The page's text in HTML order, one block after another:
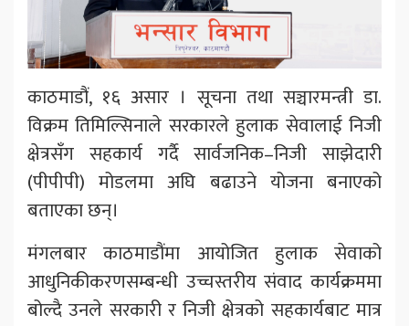
काठमाडौं, १६ असार । सूचना तथा सञ्चारमन्त्री डा.
विक्रम तिमिल्सिनाले सरकारले हुलाक सेवालाई निजी
क्षेत्रसँग सहकार्य गर्दै सार्वजनिक–निजी साझेदारी
(पीपीपी) मोडलमा अघि बढाउने योजना बनाएको
बताएका छन्।
मंगलबार काठमाडौंमा आयोजित हुलाक सेवाको
आधुनिकीकरणसम्बन्धी उच्चस्तरीय संवाद कार्यक्रममा
बोल्दै उनले सरकारी र निजी क्षेत्रको सहकार्यबाट मात्र